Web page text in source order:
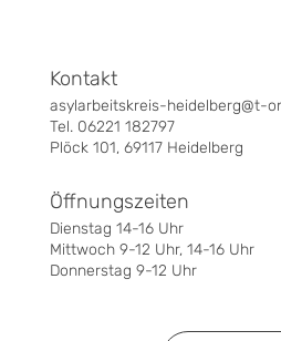
asylarbeitskreis-heidelberg@t-
Tel. 06221 182797
Plöck 101, 69117 Heidelberg
Kontakt
Dienstag 14-16 Uhr
Mittwoch 9-12 Uhr, 14-16 Uhr
Donnerstag 9-12 Uhr
Öffnungszeiten